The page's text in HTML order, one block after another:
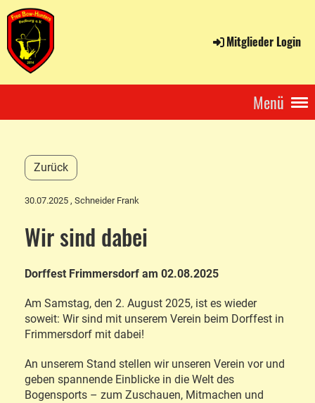
Mitglieder Login
Menü
Zurück
30.07.2025 , Schneider Frank
Wir sind dabei
Dorffest Frimmersdorf am 02.08.2025
Am Samstag, den 2. August 2025, ist es wieder
soweit: Wir sind mit unserem Verein beim Dorffest in
Frimmersdorf mit dabei!
An unserem Stand stellen wir unseren Verein vor und
geben spannende Einblicke in die Welt des
Bogensports – zum Zuschauen, Mitmachen und